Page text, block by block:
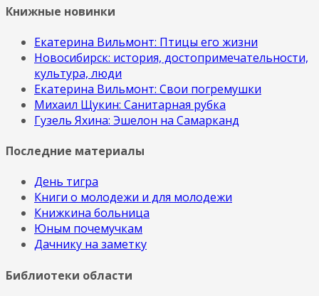
Книжные новинки
Екатерина Вильмонт: Птицы его жизни
Новосибирск: история, достопримечательности,
культура, люди
Екатерина Вильмонт: Свои погремушки
Михаил Щукин: Санитарная рубка
Гузель Яхина: Эшелон на Самарканд
Последние материалы
День тигра
Книги о молодежи и для молодежи
Книжкина больница
Юным почемучкам
Дачнику на заметку
Библиотеки области